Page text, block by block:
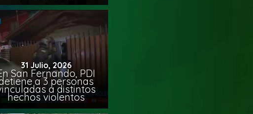
31 Julio, 2026
San Fernando, PDI
a 3 personas
a distintos
hechos violentos